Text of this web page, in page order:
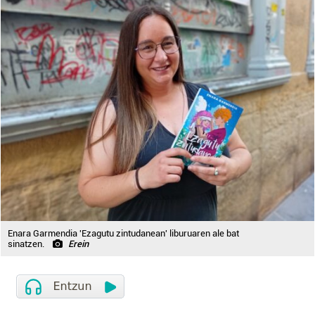
Enara Garmendia 'Ezagutu zintudanean' liburuaren ale bat
sinatzen.
Erein